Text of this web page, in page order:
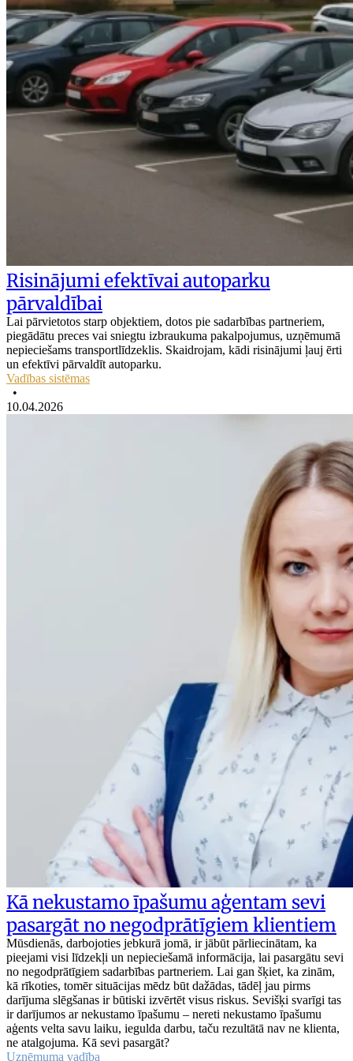
Risinājumi efektīvai autoparku
pārvaldībai
Lai pārvietotos starp objektiem, dotos pie sadarbības partneriem,
piegādātu preces vai sniegtu izbraukuma pakalpojumus, uzņēmumā
nepieciešams transportlīdzeklis. Skaidrojam, kādi risinājumi ļauj ērti
un efektīvi pārvaldīt autoparku.
Vadības sistēmas
•
10.04.2026
Kā nekustamo īpašumu aģentam sevi
pasargāt no negodprātīgiem klientiem
Mūsdienās, darbojoties jebkurā jomā, ir jābūt pārliecinātam, ka
pieejami visi līdzekļi un nepieciešamā informācija, lai pasargātu sevi
no negodprātīgiem sadarbības partneriem. Lai gan šķiet, ka zinām,
kā rīkoties, tomēr situācijas mēdz būt dažādas, tādēļ jau pirms
darījuma slēgšanas ir būtiski izvērtēt visus riskus. Sevišķi svarīgi tas
ir darījumos ar nekustamo īpašumu – nereti nekustamo īpašumu
aģents velta savu laiku, iegulda darbu, taču rezultātā nav ne klienta,
ne atalgojuma. Kā sevi pasargāt?
Uzņēmuma vadība